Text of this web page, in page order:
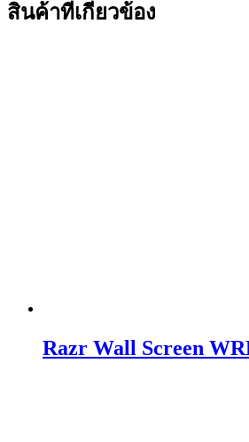
สินค้าที่เกี่ยวข้อง
Razr Wall Screen